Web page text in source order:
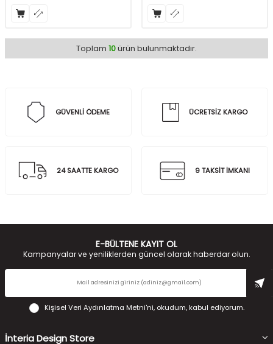
Toplam 10ürün bulunmaktadır.
GÜVENLİ ÖDEME ÜCRETSİZ KARGO
24 SAATTE KARGO 9 TAKSİT İMKANI
E-BÜLTENE KAYIT OL
Kampanyalar ve yeniliklerden güncel olarak haberdar olun.
Kişisel Veri Aydınlatma Metni'ni, okudum, kabul ediyorum.
İnteria Design Store